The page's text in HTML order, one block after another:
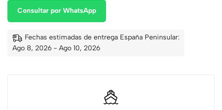
Consultar por WhatsApp
Fechas estimadas de entrega España Peninsular:
Ago 8, 2026 - Ago 10, 2026